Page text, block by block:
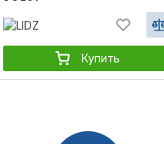
Купить